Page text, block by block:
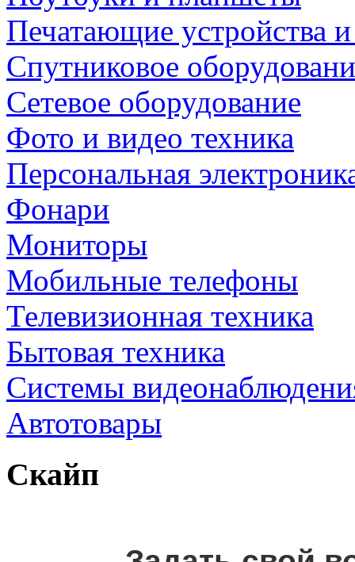
Печатающие устройства
Спутниковое
Сетевое оборудование
Фото и видео техника
Персональная
Фонари
Мониторы
Мобильные телефоны
Телевизионная техника
Бытовая техника
Cистемы
Автотовары
Скайп